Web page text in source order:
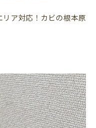
ア対応！カビの根本原